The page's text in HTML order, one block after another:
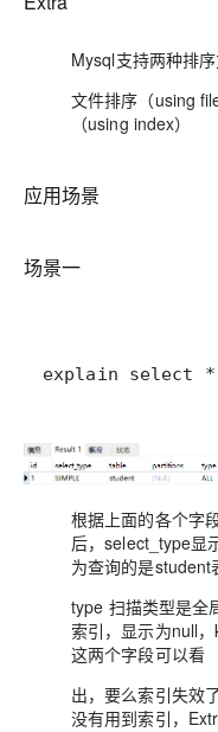
Mysql支持两种排
文件排序（using
（using index）
应用场景
场景一
explain select *
根据上面的各个字
后，select_type显
为查询的是student
type 扫描类型是全
索引，显示为null
这两个字段可以看
出，要么索引失效
没有用到索引，